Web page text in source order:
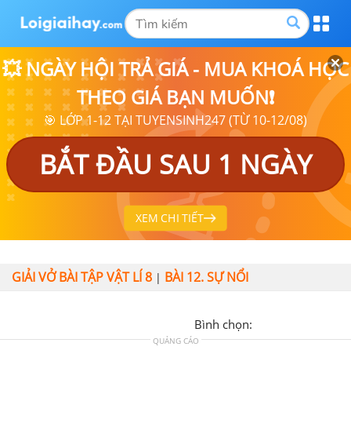
💥 NGÀY HỘI TRẢ GIÁ - MUA KHOÁ HỌC
THEO GIÁ BẠN MUỐN❗
🎯 LỚP 1-12 TẠI TUYENSINH247 (TỪ 10-12/08)
BẮT ĐẦU SAU 1 NGÀY
XEM CHI TIẾT
GIẢI VỞ BÀI TẬP VẬT LÍ 8 | BÀI 12. SỰ NỔI
Bình chọn:
QUẢNG CÁO